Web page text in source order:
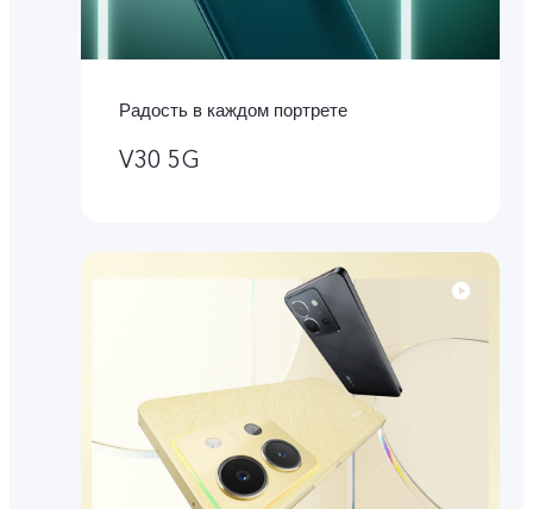
Радость в каждом портрете
V30 5G